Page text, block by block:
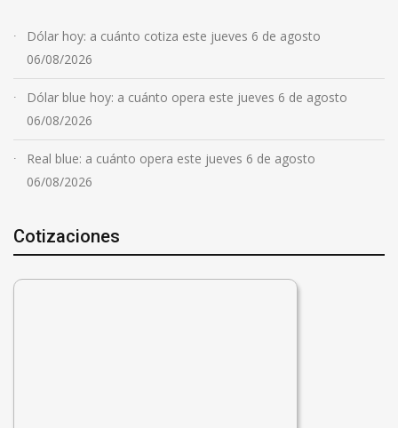
Dólar hoy: a cuánto cotiza este jueves 6 de agosto
06/08/2026
Dólar blue hoy: a cuánto opera este jueves 6 de agosto
06/08/2026
Real blue: a cuánto opera este jueves 6 de agosto
06/08/2026
Cotizaciones